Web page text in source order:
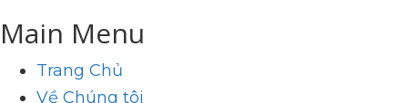
Main Menu
Trang Chủ
Về Chúng tôi